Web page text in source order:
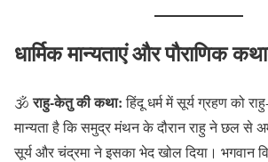
धार्मिक मान्यताएं और पौराणिक
🕉️राहु-केतु की कथा:हिंदू धर्म में सूर्य ग्रहण को
मान्यता है कि समुद्र मंथन के दौरान राहु ने छल से
सूर्य और चंद्रमा ने इसका भेद खोल दिया। भगवान